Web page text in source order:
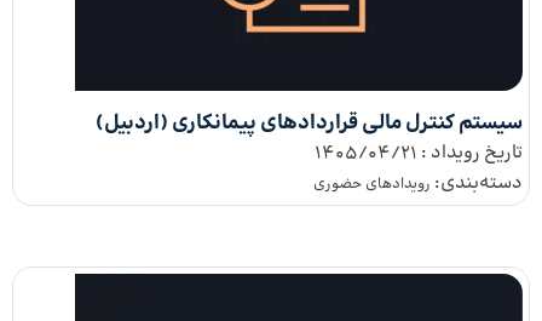
سیستم کنترل مالی قراردادهای پیمانکاری (اردبیل)
تاریخ رویداد : 1405/04/21
دسته‌بندی: رویدادهای حضوری